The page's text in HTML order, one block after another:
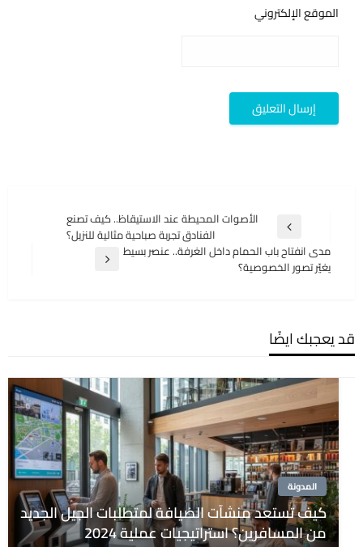
الموقع الإلكتروني
المقالات
المقالة
السابقة
الأصوات المحيطة عند الاستيقاظ.. كيف تصنع
الفنادق تجربة صباحية مثالية للنزيل؟
المقالة
مدى انفتاح باب الحمام داخل الغرفة.. عنصر بسيط
يغيّر تصور الخصوصية؟
قد يعجبك ايضًا
المدونة
كيف تستعد منشآت الضيافة لمتطلبات الجيل الجديد
من المسافرين؟ استراتيجيات عملية 2024